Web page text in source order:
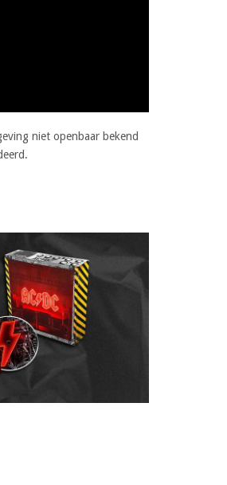
niet openbaar bekend